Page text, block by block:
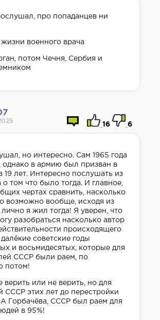
про попаданцев ни
военного врача
потом Чечня, Сербия и
16 6
но интересно. Сам 1965 года
однако в армию был призван в
19 лет. Интересно послушать из
о том что было тогда. И главное,
чертах сравнить, насколько
возможно вообще, исходя из
лично я жил тогда! Я уверен, что
разобраться насколько автор
происходящего
далёкие советские годы
и восьмидесятых, которые для
СССР были раем, по
потом!
верить или не верить, но для
СССР этих лет до перестройки
Горбачёва, СССР был раем для
в 95%!